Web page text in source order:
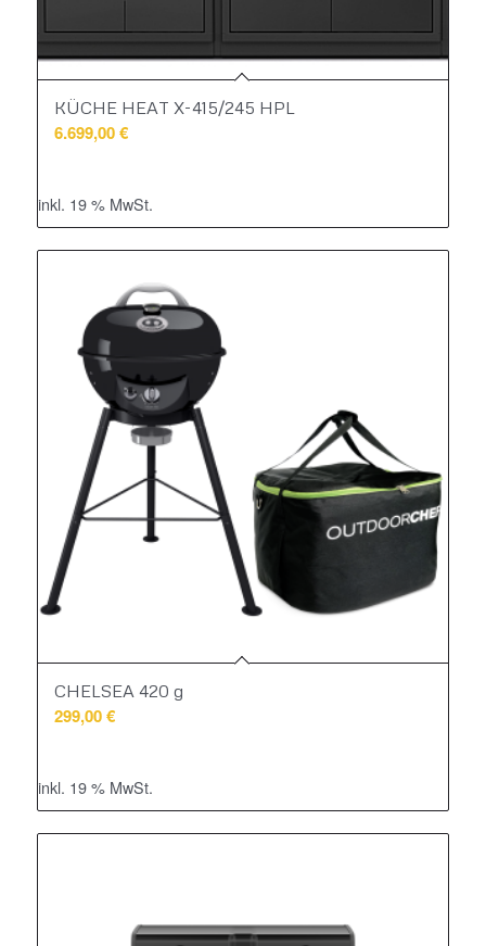
KÜCHE HEAT X-415/245 HPL
6.699,00€
inkl. 19 % MwSt.
CHELSEA 420 g
299,00€
inkl. 19 % MwSt.